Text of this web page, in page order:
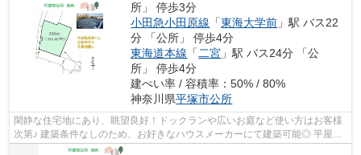
所」 停歩3分
小田急小田原線 「東海大学前 」駅 バス22
分 「公所」 停歩4分
東海道本線 「二宮 」駅 バス24分 「公
所」 停歩4分
建ぺい率 / 容積率：50% / 80%
神奈川県平塚市公所
閑静な住宅地にあり、眺望良好！ドックランや広いお庭など使い方はお客様
次第♪ 建築条件なしのため、お好きなハウスメーカーにて建築可能◎ 平屋や
二世帯も叶うゆとりある広さ105坪以上...